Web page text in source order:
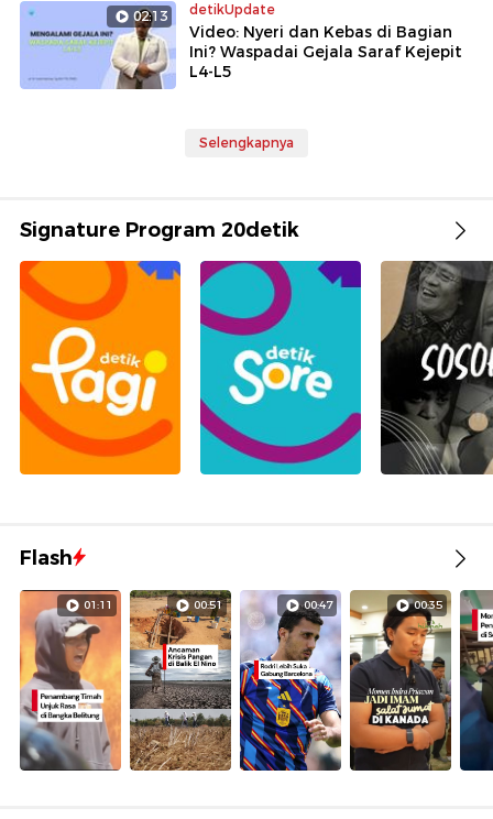
02:13 detikUpdate
Video: Nyeri dan Kebas di Bagian
Ini? Waspadai Gejala Saraf Kejepit
L4-L5
Selengkapnya
Signature Program 20detik
Flash
01:11 00:51 00:47 00:35